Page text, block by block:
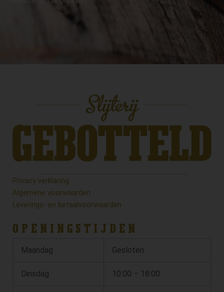
Privacy verklaring
Algemene voorwaarden
Leverings- en betaalvoorwaarden
OPENINGSTIJDEN
Maandag Gesloten
Dinsdag 10:00 – 18:00